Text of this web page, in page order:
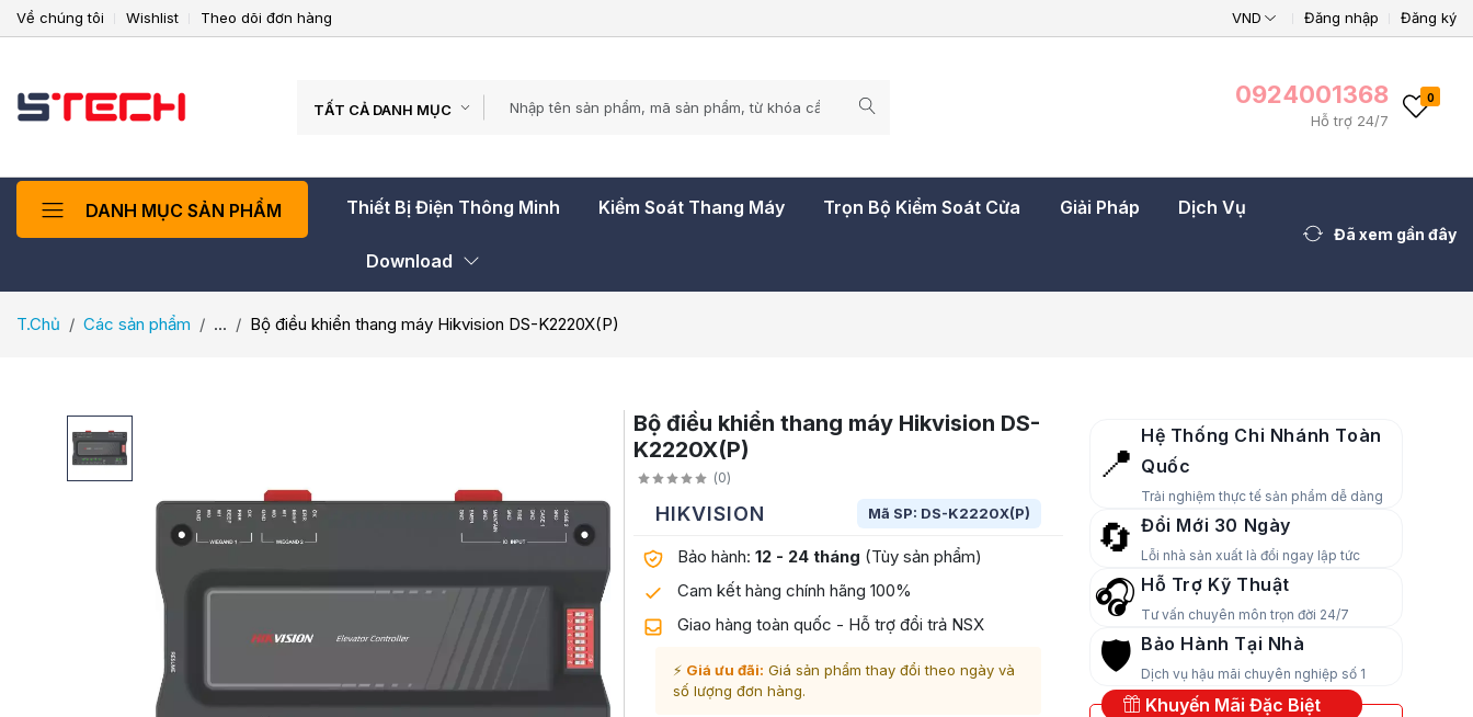
Về chúng tôi Wishlist Theo dõi đơn hàng VND Đăng nhập Đăng ký
TẤT CẢ DANH MỤC
0924001368
Hỗ trợ 24/7
0
DANH MỤC SẢN PHẨM Thiết Bị Điện Thông Minh Kiểm Soát Thang Máy Trọn Bộ Kiểm Soát Cửa Giải Pháp Dịch Vụ
Download
Đã xem gần đây
T.Chủ Các sản phẩm ... Bộ điều khiển thang máy Hikvision DS-K2220X(P)
Bộ điều khiển thang máy Hikvision DS-
K2220X(P)
(0)
HIKVISION Mã SP: DS-K2220X(P)
Bảo hành: 12 - 24 tháng (Tùy sản phẩm)
Cam kết hàng chính hãng 100%
Giao hàng toàn quốc - Hỗ trợ đổi trả NSX
⚡ Giá ưu đãi: Giá sản phẩm thay đổi theo ngày và
số lượng đơn hàng.
📍
Hệ Thống Chi Nhánh Toàn
Quốc
Trải nghiệm thực tế sản phẩm dễ dàng
🔄 Đổi Mới 30 Ngày
Lỗi nhà sản xuất là đổi ngay lập tức
🎧 Hỗ Trợ Kỹ Thuật
Tư vấn chuyên môn trọn đời 24/7
🛡️ Bảo Hành Tại Nhà
Dịch vụ hậu mãi chuyên nghiệp số 1
Khuyến Mãi Đặc Biệt